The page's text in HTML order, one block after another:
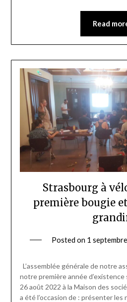
Read
Strasbourg à
première bougie
Posted on 1
L’assemblée générale de notre
notre première année d’existence
26 août 2022 à la Maison des
a été l’occasion de : présenter les